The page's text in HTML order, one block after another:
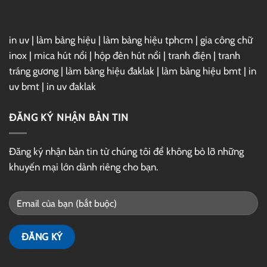
in uv | làm bảng hiệu | làm bảng hiệu tphcm | gia công chữ
inox | mica hút nổi | hộp đèn hút nổi | tranh điện | tranh
tráng gương | làm bảng hiệu đaklak | làm bảng hiệu bmt | in
uv bmt | in uv đaklak
ĐĂNG KÝ NHẬN BẢN TIN
Đăng ký nhận bản tin từ chúng tôi để không bỏ lỡ những
khuyến mại lớn dành riêng cho bạn.